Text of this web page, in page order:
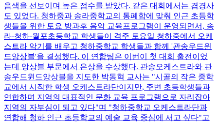
음색을 선보이며 높은 점수를 받았다. 같은 대회에서는 겹경사
도 있었다. 청하중과 송라중학교의 통폐합에 맞춰 인근 초등학
생들을 위한 토요 방과후 음악 교육프로그램이 운영되면서, 송
라·청하·월포초등학교 학생들이 격주 토요일 청하중에서 오케
스트라 악기를 배우고 청하중학교 학생들과 함께 '관송우드윈
드앙상블'을 결성했다. 이 연합팀은 이번이 첫 대회 출전이었
는데 앙상블 부문에서 은상을 수상했다. 관송오케스트라와 관
송우드윈드앙상블을 지도한 박동혁 교사는 "시골의 작은 중학
교에서 시작한 학생 오케스트라단이지만, 주변 초등학생들과
연합하며 지역의 대표적인 문화 교육 프로그램으로 자리잡아
지역의 자부심이 되고 있다"며 "청하중학교 오케스트라단과
연합해 청하 인근 초등학교의 예술 교육 중심에 서고 싶다"고